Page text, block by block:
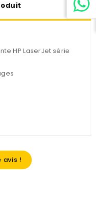
HP LaserJet série
avis !